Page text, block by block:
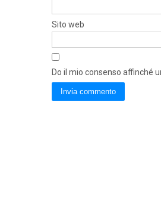
Sito web
Do il mio consenso affinché